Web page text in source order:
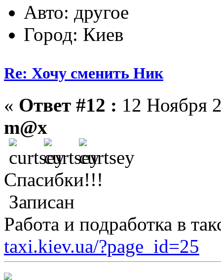
Авто: другое
Город: Киев
Re: Хочу сменить Ник
« Ответ #12 : 12 Ноября
m@x
Спасибки!!!
Записан
Работа и подработка в
taxi.kiev.ua/?page_id=25